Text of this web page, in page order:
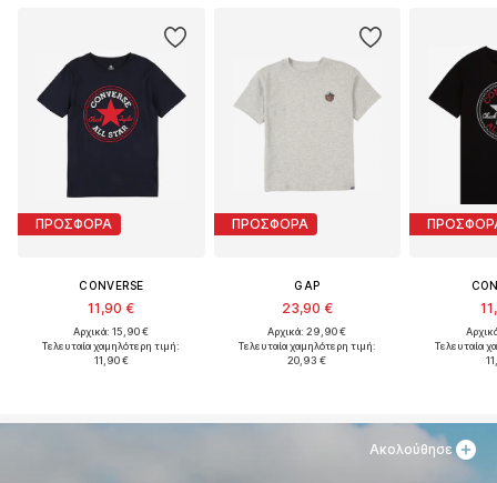
ΠΡΟΣΦΟΡΑ
CONVERSE
11,90 €
Αρχικά: 15,90 €
Τελευταία χαμηλότερη τιμή:
11,90 €
ΠΡΟΣΦΟΡΑ
GAP
23,90 €
Αρχικά: 29,90 €
Τελευταία χαμηλότερη τιμή:
20,93 €
Τελευταία
Ακολούθησε